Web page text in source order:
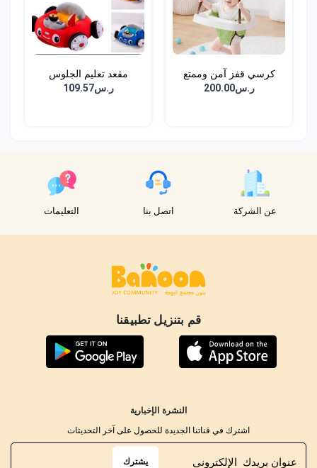
كرسي قفز آمن وممتع
للأط...ر.س200.00
مقعد تعليم الجلوس
للاطف...
ر.س109.57
عن الشركة اتصل بنا التعليمات
قم بتنزيل تطبيقنا
النشرة الإخبارية
اشترك في قناتنا الجديدة للحصول على آخر التحديثات
يشترك